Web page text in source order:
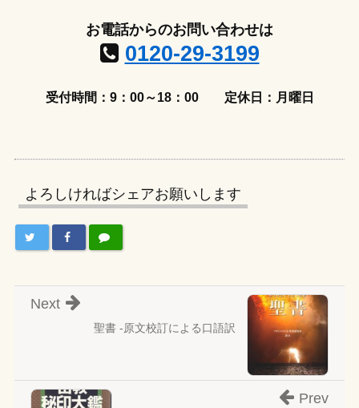
お電話からのお問い合わせは
0120-29-3199
受付時間：9：00～18：00 定休日：月曜日
よろしければシェアお願いします
聖書 -原文校訂による口語訳
Next
Prev